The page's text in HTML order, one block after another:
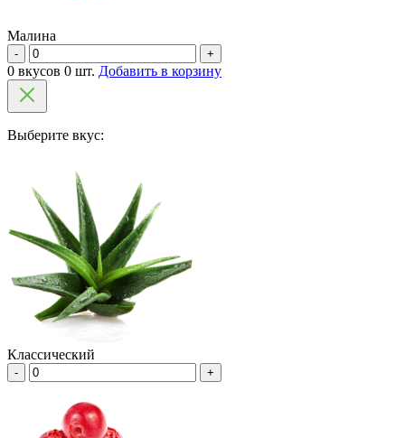
Малина
- +
0 вкусов 0 шт. Добавить в корзину
Выберите вкус:
Классический
- +